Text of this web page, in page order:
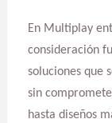
En Multiplay
consideración
soluciones que
sin
hasta diseños